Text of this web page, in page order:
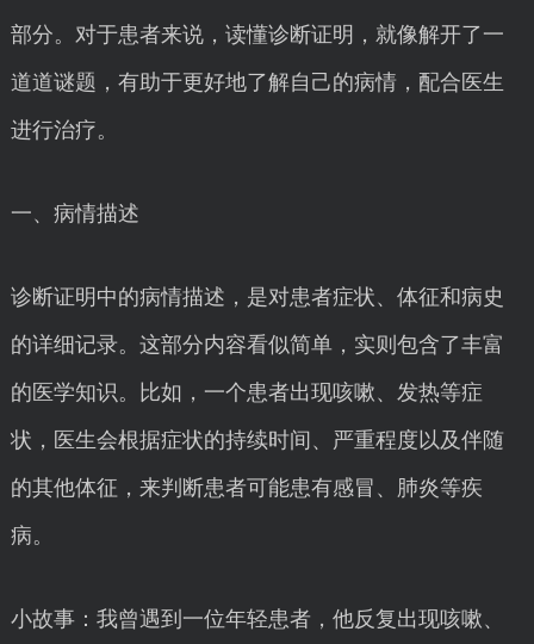
部分。对于患者来说，读懂诊断证明，就像解开了一
道道谜题，有助于更好地了解自己的病情，配合医生
进行治疗。
一、病情描述
诊断证明中的病情描述，是对患者症状、体征和病史
的详细记录。这部分内容看似简单，实则包含了丰富
的医学知识。比如，一个患者出现咳嗽、发热等症
状，医生会根据症状的持续时间、严重程度以及伴随
的其他体征，来判断患者可能患有感冒、肺炎等疾
病。
小故事：我曾遇到一位年轻患者，他反复出现咳嗽、